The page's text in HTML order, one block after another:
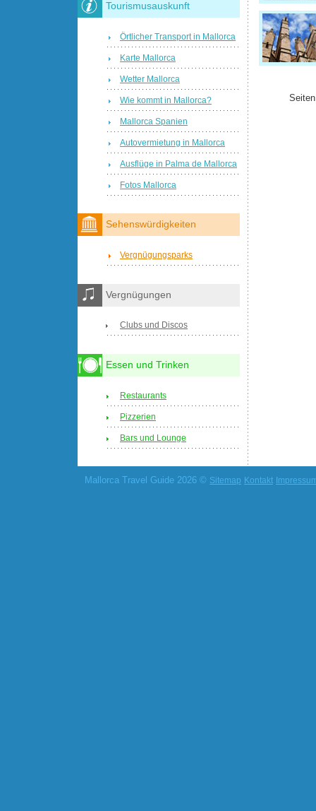
Tourismusauskunft
Örtlicher Transport in Mallorca
Karte Mallorca
Wetter Mallorca
Wie kommt in Mallorca?
Mallorca Spanien
Autovermietung in Mallorca
Ausflüge in Palma de Mallorca
Fotos Mallorca
Sehenswürdigkeiten
Vergnügungsparks
Vergnügungen
Clubs und Discos
Essen und Trinken
Restaurants
Pizzerien
Bars und Lounge
Mallorca Travel Guide 2026 © Sitemap Kontakt